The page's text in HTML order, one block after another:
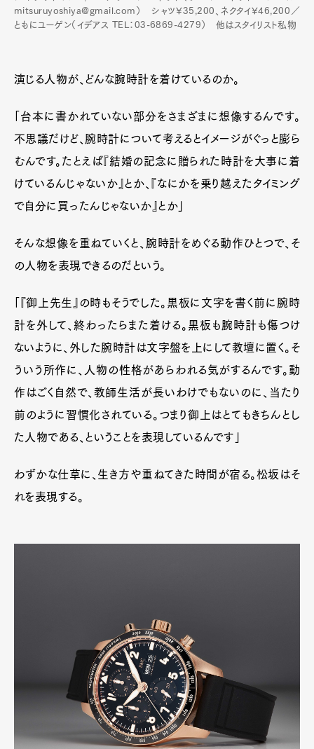
mitsuruyoshiya@gmail.com） シャツ¥35,200、ネクタイ¥46,200／
ともにユーゲン（イデアス TEL：03-6869-4279） 他はスタイリスト私物
演じる人物が、どんな腕時計を着けているのか。
「台本に書かれていない部分をさまざまに想像するんです。
不思議だけど、腕時計について考えるとイメージがぐっと膨ら
むんです。たとえば『結婚の記念に贈られた時計を大事に着
けているんじゃないか』とか、『なにかを乗り越えたタイミング
で自分に買ったんじゃないか』とか」
そんな想像を重ねていくと、腕時計をめぐる動作ひとつで、そ
の人物を表現できるのだという。
「『御上先生』の時もそうでした。黒板に文字を書く前に腕時
計を外して、終わったらまた着ける。黒板も腕時計も傷つけ
ないように、外した腕時計は文字盤を上にして教壇に置く。そ
ういう所作に、人物の性格があらわれる気がするんです。動
作はごく自然で、教師生活が長いわけでもないのに、当たり
前のように習慣化されている。つまり御上はとてもきちんとし
た人物である、ということを表現しているんです」
わずかな仕草に、生き方や重ねてきた時間が宿る。松坂はそ
れを表現する。